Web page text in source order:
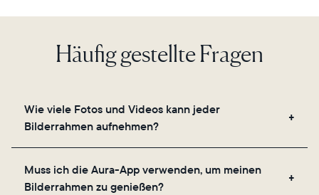
Häufig gestellte Fragen
Wie viele Fotos und Videos kann jeder
Bilderrahmen aufnehmen?
Speicher von Aura und ermöglichen es Ihnen, eine
Muss ich die Aura-App verwenden, um meinen
Bilderrahmen zu genießen?